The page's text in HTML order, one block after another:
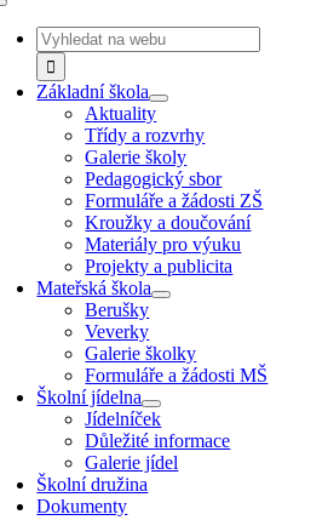
Search
for:
Základní škola
Aktuality
Třídy a rozvrhy
Galerie školy
Pedagogický sbor
Formuláře a žádosti ZŠ
Kroužky a doučování
Materiály pro výuku
Projekty a publicita
Mateřská škola
Berušky
Veverky
Galerie školky
Formuláře a žádosti MŠ
Školní jídelna
Jídelníček
Důležité informace
Galerie jídel
Školní družina
Dokumenty